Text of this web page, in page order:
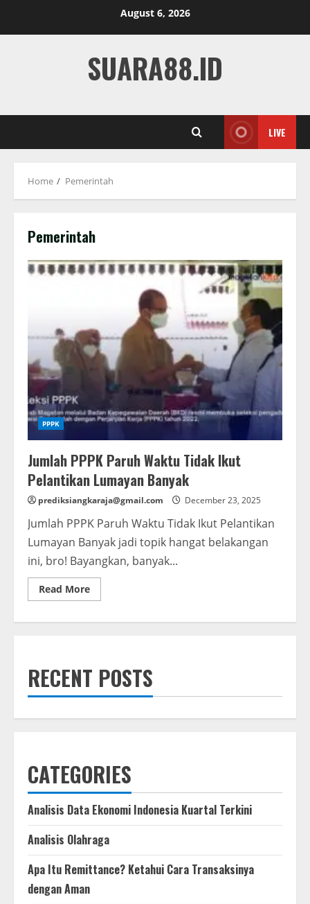
August 6, 2026
SUARA88.ID
LIVE
Home Pemerintah
Pemerintah
PPPK
Jumlah PPPK Paruh Waktu Tidak Ikut
Pelantikan Lumayan Banyak
prediksiangkaraja@gmail.com December 23, 2025
Jumlah PPPK Paruh Waktu Tidak Ikut Pelantikan
Lumayan Banyak jadi topik hangat belakangan
ini, bro! Bayangkan, banyak...
Read MoreRead
more
Pelantikan
Lumayan
Banyak
RECENT POSTS
CATEGORIES
Analisis Data Ekonomi Indonesia Kuartal Terkini
Analisis Olahraga
Apa Itu Remittance? Ketahui Cara Transaksinya
dengan Aman